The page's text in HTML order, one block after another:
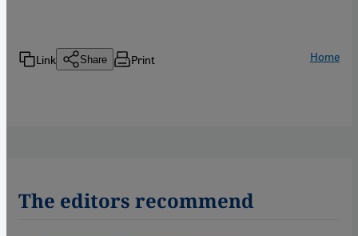
Link Share Print Home
The editors recommend